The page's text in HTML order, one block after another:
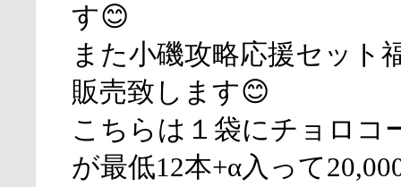
す😊
また小磯攻略応援セット
販売致します😊
こちらは１袋にチョロコ
が最低12本+α入って